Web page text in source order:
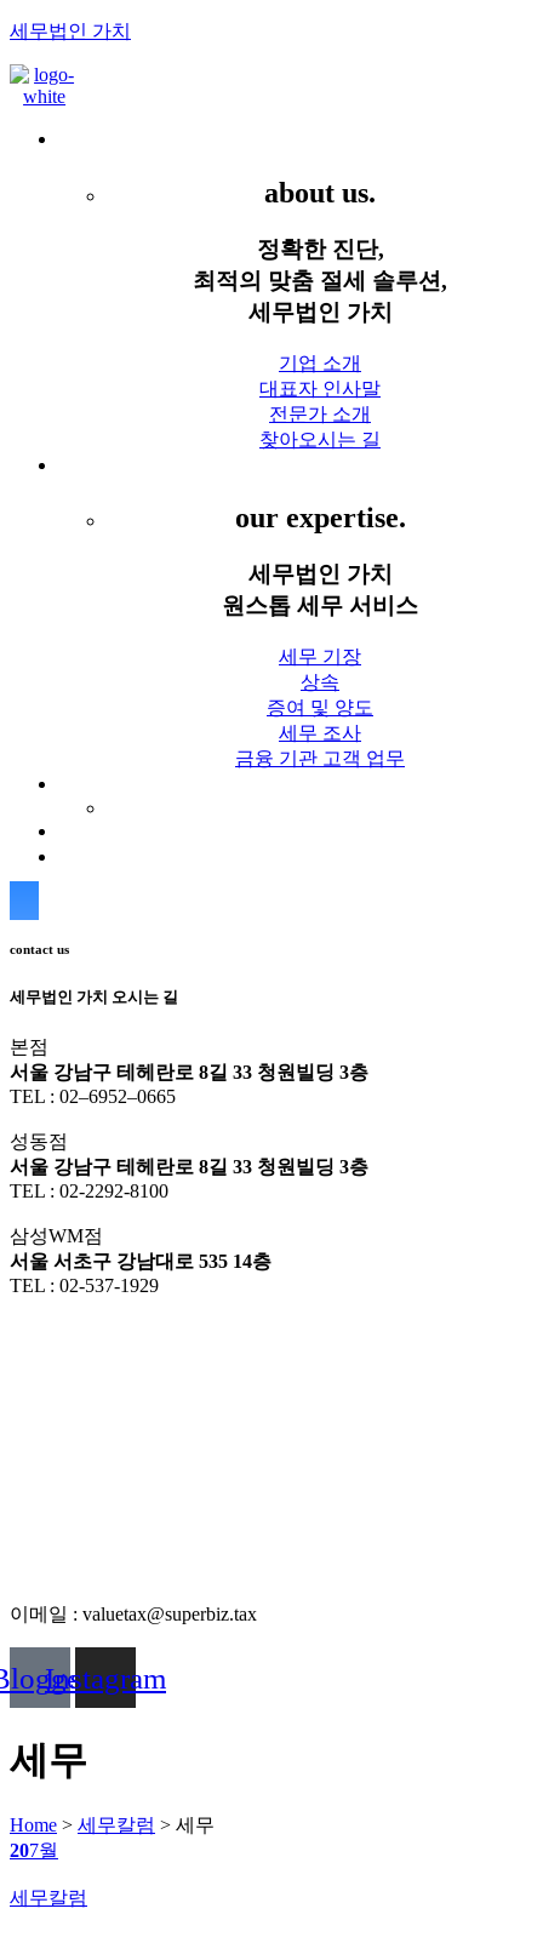
세무법인 가치
Menu
about us.
정확한 진단,
최적의 맞춤 절세 솔루션,
세무법인 가치
기업 소개
대표자 인사말
전문가 소개
찾아오시는 길
our expertise.
세무법인 가치
원스톱 세무 서비스
세무 기장
상속
증여 및 양도
세무 조사
금융 기관 고객 업무
contact us
세무법인 가치 오시는 길
본점
서울 강남구 테헤란로 8길 33 청원빌딩 3층
TEL : 02–6952–0665
성동점
서울 강남구 테헤란로 8길 33 청원빌딩 3층
TEL : 02-2292-8100
삼성WM점
서울 서초구 강남대로 535 14층
TEL : 02-537-1929
이메일 : valuetax@superbiz.tax
Instagram
세무
Home > 세무칼럼 > 세무
207월
Categories
세무칼럼